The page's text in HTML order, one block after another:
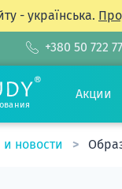
- українська.
+380 50 722
Акции
и новости